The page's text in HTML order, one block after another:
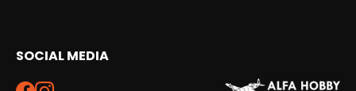
SOCIAL MEDIA